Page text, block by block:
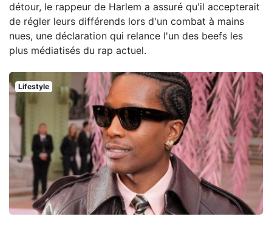
détour, le rappeur de Harlem a assuré qu'il accepterait
de régler leurs différends lors d'un combat à mains
nues, une déclaration qui relance l'un des beefs les
plus médiatisés du rap actuel.
Lifestyle